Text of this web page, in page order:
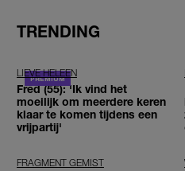
TRENDING
LIEVE HELEEN
Fred (55): 'Ik vind het
moeilijk om meerdere keren
klaar te komen tijdens een
vrijpartij'
FRAGMENT GEMIST